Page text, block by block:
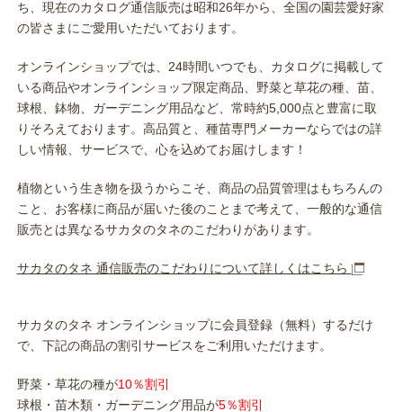
ち、現在のカタログ通信販売は昭和26年から、全国の園芸愛好家
の皆さまにご愛用いただいております。
オンラインショップでは、24時間いつでも、カタログに掲載して
いる商品やオンラインショップ限定商品、野菜と草花の種、苗、
球根、鉢物、ガーデニング用品など、常時約5,000点と豊富に取
りそろえております。高品質と、種苗専門メーカーならではの詳
しい情報、サービスで、心を込めてお届けします！
植物という生き物を扱うからこそ、商品の品質管理はもちろんの
こと、お客様に商品が届いた後のことまで考えて、一般的な通信
販売とは異なるサカタのタネのこだわりがあります。
サカタのタネ 通信販売のこだわりについて詳しくはこちら
サカタのタネ オンラインショップに会員登録（無料）するだけ
で、下記の商品の割引サービスをご利用いただけます。
野菜・草花の種が10％割引
球根・苗木類・ガーデニング用品が5％割引